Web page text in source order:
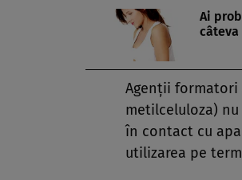
Ai
Agenţii formatori
metilceluloza)
în contact cu
utilizarea pe